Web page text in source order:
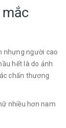
nhưng người cao
hết là do ảnh
chấn thương
nhiều hơn nam